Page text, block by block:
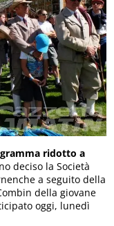
ridotto a
deciso la Società
a seguito della
della giovane
oggi, lunedì